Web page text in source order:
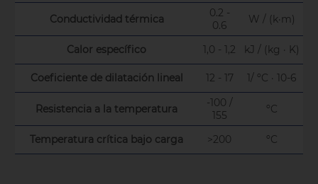
Conductividad térmica
0.2 -
0.6
W / (k·m)
Calor específico 1,0 - 1,2 kJ / (kg · K)
Coeficiente de dilatación lineal 12 - 17 1/ ºC · 10-6
Resistencia a la temperatura
-100 /
155
ºC
Temperatura crítica bajo carga >200 ºC